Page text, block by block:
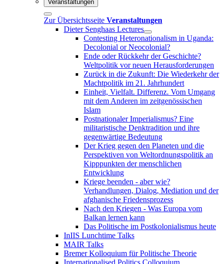
Veranstaltungen
Zur Übersichtsseite Veranstaltungen
Dieter Senghaas Lectures
Contesting Heteronationalism in Uganda:
Decolonial or Neocolonial?
Ende oder Rückkehr der Geschichte?
Weltpolitik vor neuen Herausforderungen
Zurück in die Zukunft: Die Wiederkehr der
Machtpolitik im 21. Jahrhundert
Einheit, Vielfalt. Differenz. Vom Umgang
mit dem Anderen im zeitgenössischen
Islam
Postnationaler Imperialismus? Eine
militaristische Denktradition und ihre
gegenwärtige Bedeutung
Der Krieg gegen den Planeten und die
Perspektiven von Weltordnungspolitik an
Kipppunkten der menschlichen
Entwicklung
Kriege beenden - aber wie?
Verhandlungen, Dialog, Mediation und der
afghanische Friedensprozess
Nach den Kriegen - Was Europa vom
Balkan lernen kann
Das Politische im Postkolonialismus heute
InIIS Lunchtime Talks
MAIR Talks
Bremer Kolloquium für Politische Theorie
Internationalised Politics Colloquium